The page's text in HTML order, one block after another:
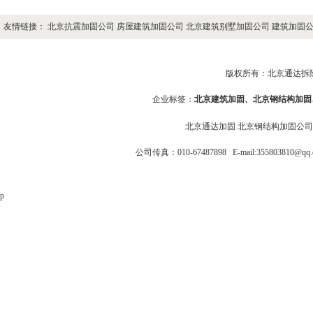
友情链接： 北京抗震加固公司 房屋建筑加固公司 北京建筑别墅加固公司 建筑加固
版权所有：北京通达拆
企业标签： 北京建筑加固 、 北京钢结构加固
北京通达加固北京钢结构加固公司
公司传真：010-67487898 E-
p